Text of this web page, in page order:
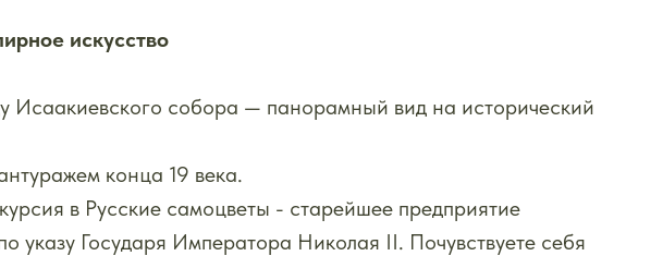
искусство
Исаакиевского собора — панорамный вид на исторический
конца 19 века.
в Русские самоцветы - старейшее предприятие
указу Государя Императора Николая II. Почувствуете себя